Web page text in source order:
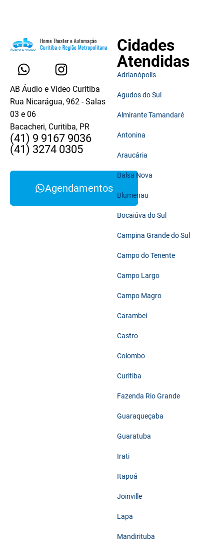
AB Áudio e Vídeo Curitiba
Rua Nicarágua, 962 - Salas
03 e 06
Bacacheri, Curitiba, PR
(41) 9 9167 9036
(41) 3274 0305
Agendamentos
Cidades
Atendidas
Adrianópolis
Agudos do Sul
Almirante Tamandaré
Antonina
Araucária
Balsa Nova
Blumenau
Bocaiúva do Sul
Campina Grande do Sul
Campo do Tenente
Campo Largo
Campo Magro
Carambeí
Castro
Colombo
Curitiba
Fazenda Rio Grande
Guaraqueçaba
Guaratuba
Irati
Itapoá
Joinville
Lapa
Mandirituba